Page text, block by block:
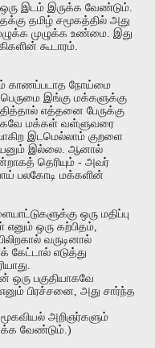
ஒரு இடம் இருக்க வேண்டும்
தமிழ் சமூகத்தில் அது
முழுக்க உண்மை இது
கூடாரம்
காணப்படாத நோய்மை
பெருமை இங்கு மக்களுக்கு
எத்தனை பேருக்கு
மக்கள் வள்ளுவரை
இடமெல்லாம் குறளை
இல்லை ஆனால்
தெரியும் - அவர்
பலகோடி மக்களின்
ஒரு மதிப்பு
எனும் ஒரு கற்பிதம்
வருடினால்
கேட்டால் எடுத்து
ஒரு பகுதியாகவே
எனும் பிரச்சனை அது சார்ந்த
அறிஞர்களும்
வேண்டும் .)